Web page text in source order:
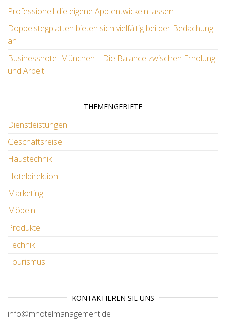
Professionell die eigene App entwickeln lassen
Doppelstegplatten bieten sich vielfältig bei der Bedachung
an
Businesshotel München – Die Balance zwischen Erholung
und Arbeit
THEMENGEBIETE
Dienstleistungen
Geschäftsreise
Haustechnik
Hoteldirektion
Marketing
Möbeln
Produkte
Technik
Tourismus
KONTAKTIEREN SIE UNS
info@mhotelmanagement.de